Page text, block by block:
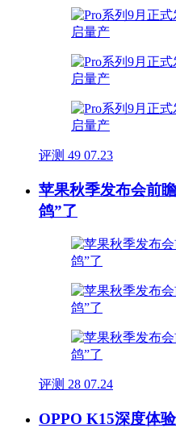
评测 49 07.23
苹果秋季发布会前
鸽”了
评测 28 07.24
OPPO K15深度体